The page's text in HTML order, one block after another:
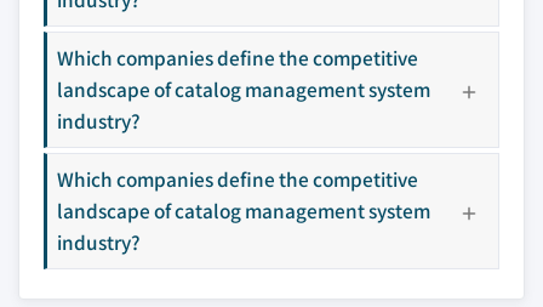
Which companies define the competitive
landscape of catalog management system
industry?
Which companies define the competitive
landscape of catalog management system
industry?